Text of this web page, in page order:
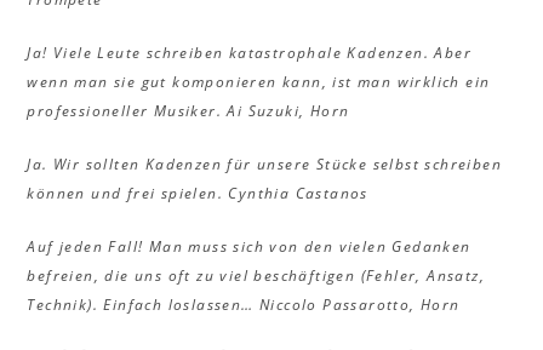
Ja! Viele Leute schreiben katastrophale Kadenzen. Aber
wenn man sie gut komponieren kann, ist man wirklich ein
professioneller Musiker. Ai Suzuki, Horn
Ja. Wir sollten Kadenzen für unsere Stücke selbst schreiben
können und frei spielen. Cynthia Castanos
Auf jeden Fall! Man muss sich von den vielen Gedanken
befreien, die uns oft zu viel beschäftigen (Fehler, Ansatz,
Technik). Einfach loslassen… Niccolo Passarotto, Horn